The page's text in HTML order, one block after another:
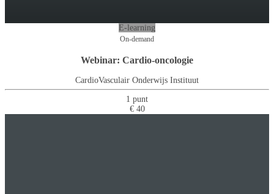
E-learning
On-demand
Webinar: Cardio-oncologie
CardioVasculair Onderwijs Instituut
1 punt
€ 40